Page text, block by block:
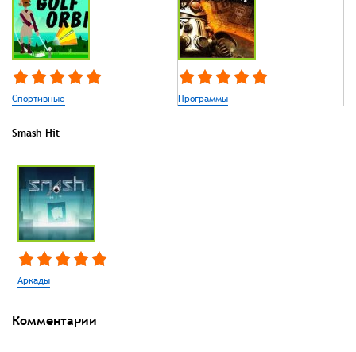
Спортивные Программы
Smash Hit
Аркады
Комментарии